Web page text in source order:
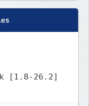
[1.8-26.2]